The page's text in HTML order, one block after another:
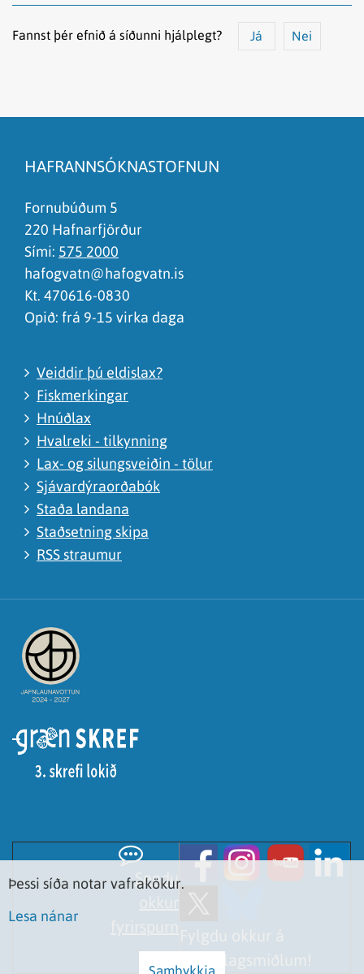
Fannst þér efnið á síðunni hjálplegt? Já Nei
Það er of mikið efni á síðunni
Ég skil ekki efnið, finnst það of flókið
HAFRANNSÓKNASTOFNUN
Fornubúðum 5
220 Hafnarfjörður
Sími: 575 2000
hafogvatn@hafogvatn.is
Kt. 470616-0830
Opið: frá 9-15 virka daga
Veiddir þú eldislax?
Fiskmerkingar
Hnúðlax
Hvalreki - tilkynning
Lax- og silungsveiðin - tölur
Sjávardýraorðabók
Staða landana
Staðsetning skipa
RSS straumur
Sendu
Þessi síða notar vafrakökur.
Lesa nánar
Samþykkja